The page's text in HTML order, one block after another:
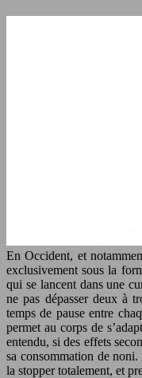
En Occident, et
exclusivement sous la
qui se lancent dans une
ne pas dépasser deux à
temps de pause entre
permet au corps de
entendu, si des effets
sa consommation de
la stopper totalement, et